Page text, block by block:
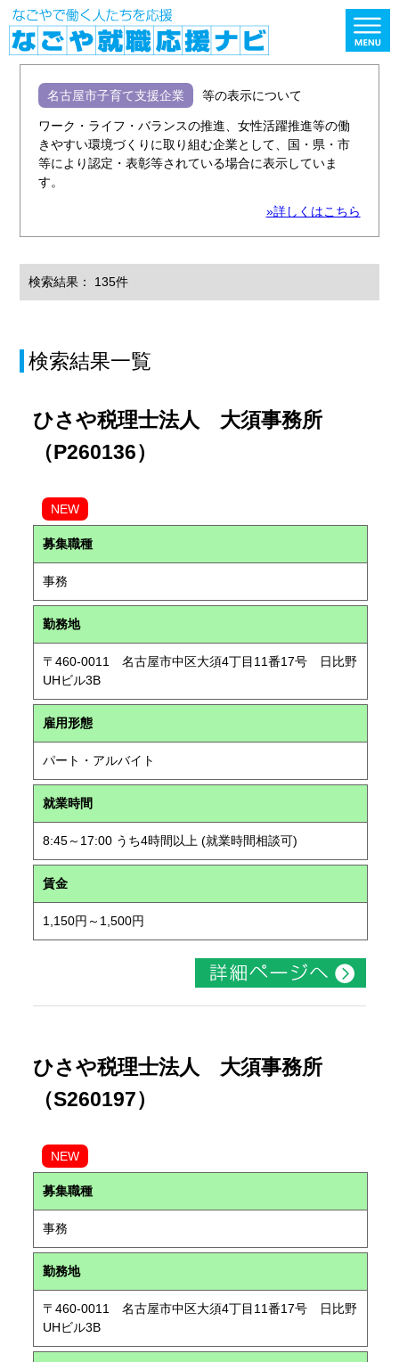
名古屋市子育て支援企業 等の表示について
ワーク・ライフ・バランスの推進、女性活躍推進等の働
きやすい環境づくりに取り組む企業として、国・県・市
等により認定・表彰等されている場合に表示していま
す。
»詳しくはこちら
検索結果： 135件
検索結果一覧
ひさや税理士法人 大須事務所
（P260136）
NEW
募集職種
事務
勤務地
〒460-0011 名古屋市中区大須4丁目11番17号 日比野
UHビル3B
雇用形態
パート・アルバイト
就業時間
8:45～17:00 うち4時間以上 (就業時間相談可)
賃金
1,150円～1,500円
ひさや税理士法人 大須事務所
（S260197）
NEW
募集職種
事務
勤務地
〒460-0011 名古屋市中区大須4丁目11番17号 日比野
UHビル3B